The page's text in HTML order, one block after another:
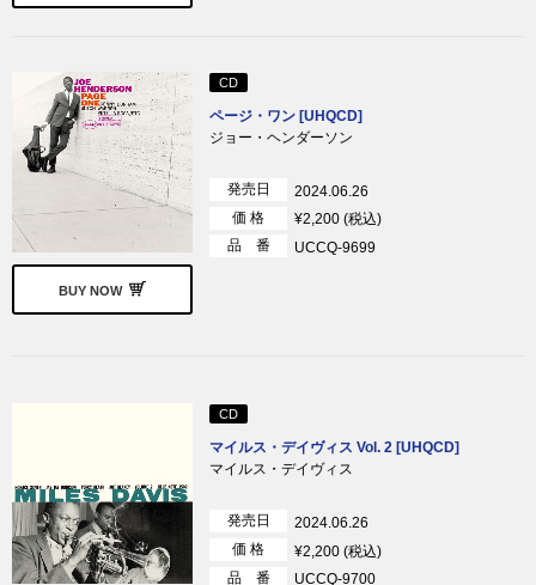
BUY NOW
CD
ページ・ワン [UHQCD]
ジョー・ヘンダーソン
発売日
2024.06.26
価 格
¥2,200 (税込)
品 番
UCCQ-9699
CD
マイルス・デイヴィス Vol. 2 [UHQCD]
マイルス・デイヴィス
発売日
2024.06.26
価 格
¥2,200 (税込)
品 番
UCCQ-9700